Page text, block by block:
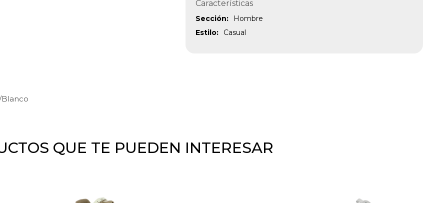
Características
Sección
Hombre
Estilo
Casual
QUE TE PUEDEN INTERESAR